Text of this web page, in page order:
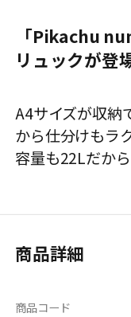
「Pikachu
リュックが登
A4サイズが収納
から仕分けもラ
容量も22Lだか
商品詳細
商品コード